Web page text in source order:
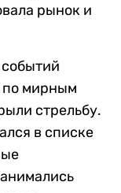
рынок и
по мирным
стрельбу.
в списке